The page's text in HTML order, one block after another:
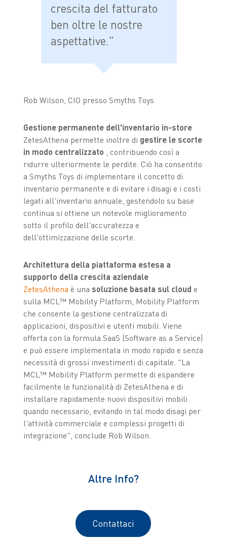
crescita del fatturato
ben oltre le nostre
aspettative."
Rob Wilson, CIO presso Smyths Toys
Gestione permanente dell'inventario in-store
ZetesAthena permette inoltre di gestire le scorte
in modo centralizzato
, contribuendo così a
ridurre ulteriormente le perdite. Ciò ha consentito
a Smyths Toys di implementare il concetto di
inventario permanente e di evitare i disagi e i costi
legati all'inventario annuale, gestendolo su base
continua si ottiene un notevole miglioramento
sotto il profilo dell'accuratezza e
dell'ottimizzazione delle scorte.
Architettura della piattaforma estesa a
supporto della crescita aziendale
ZetesAthena è una soluzione basata sul cloud e
sulla MCL™ Mobility Platform, Mobility Platform
che consente la gestione centralizzata di
applicazioni, dispositivi e utenti mobili. Viene
offerta con la formula SaaS (Software as a Service)
e può essere implementata in modo rapido e senza
necessità di grossi investimenti di capitale. "La
MCL™ Mobility Platform permette di espandere
facilmente le funzionalità di ZetesAthena e di
installare rapidamente nuovi dispositivi mobili
quando necessario, evitando in tal modo disagi per
l'attività commerciale e complessi progetti di
integrazione", conclude Rob Wilson.
Altre Info?
Contattaci